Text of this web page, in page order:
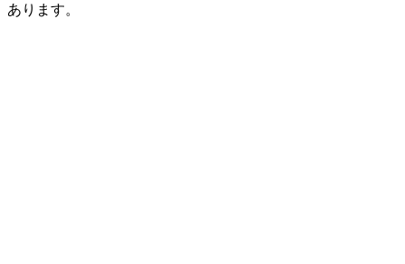
あります。